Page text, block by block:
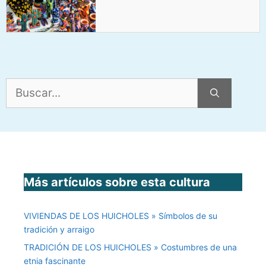
Más artículos sobre esta cultura
VIVIENDAS DE LOS HUICHOLES » Símbolos de su
tradición y arraigo
TRADICIÓN DE LOS HUICHOLES » Costumbres de una
etnia fascinante